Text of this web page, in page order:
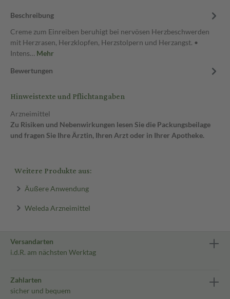
Beschreibung
Creme zum Einreiben beruhigt bei nervösen Herzbeschwerden
mit Herzrasen, Herzklopfen, Herzstolpern und Herzangst. •
Intens… Mehr
Bewertungen
Hinweistexte und Pflichtangaben
Arzneimittel
Zu Risiken und Nebenwirkungen lesen Sie die Packungsbeilage
und fragen Sie Ihre Ärztin, Ihren Arzt oder in Ihrer Apotheke.
Weitere Produkte aus:
Äußere Anwendung
Weleda Arzneimittel
Versandarten
i.d.R. am nächsten Werktag
Zahlarten
sicher und bequem